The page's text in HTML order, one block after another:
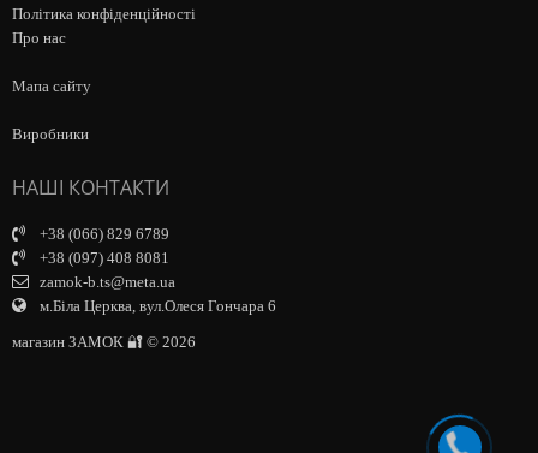
Політика конфіденційності
Про нас
Мапа сайту
Виробники
НАШІ КОНТАКТИ
+38 (066) 829 6789
+38 (097) 408 8081
zamok-b.ts@meta.ua
м.Біла Церква, вул.Олеся Гончара 6
магазин ЗАМОК 🔐 © 2026